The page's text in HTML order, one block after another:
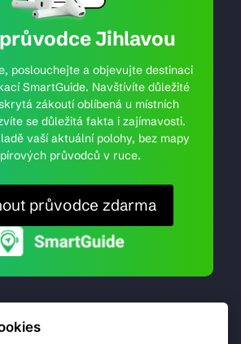
Jihlavou
poslouchejte a objevujte destinaci
SmartGuide. Navštívíte důležité
zákoutí oblíbená u místních
se důležitá fakta i zajímavosti.
vaší aktuální polohy, bez mapy
průvodců v ruce.
průvodce zdarma